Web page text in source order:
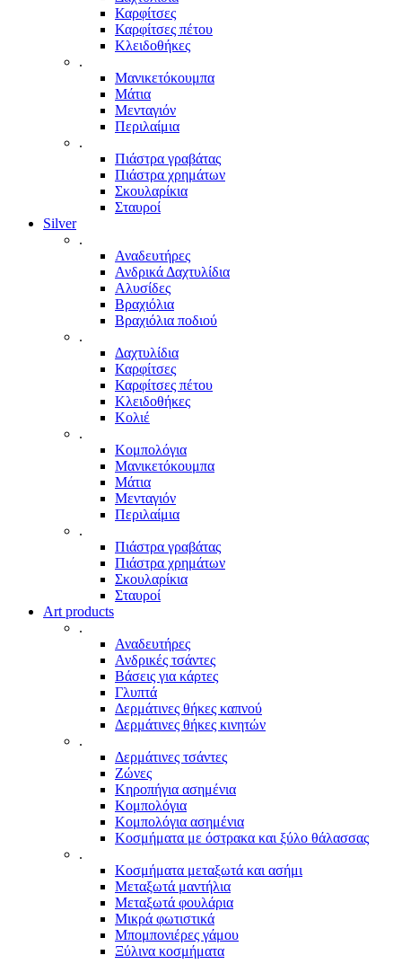
Καρφίτσες
Καρφίτσες πέτου
Κλειδοθήκες
.
Μανικετόκουμπα
Μάτια
Μενταγιόν
Περιλαίμια
.
Πιάστρα γραβάτας
Πιάστρα χρημάτων
Σκουλαρίκια
Σταυροί
Silver
.
Αναδευτήρες
Ανδρικά Δαχτυλίδια
Αλυσίδες
Βραχιόλια
Βραχιόλια ποδιού
.
Δαχτυλίδια
Καρφίτσες
Καρφίτσες πέτου
Κλειδοθήκες
Κολιέ
.
Κομπολόγια
Μανικετόκουμπα
Μάτια
Μενταγιόν
Περιλαίμια
.
Πιάστρα γραβάτας
Πιάστρα χρημάτων
Σκουλαρίκια
Σταυροί
Art products
.
Αναδευτήρες
Ανδρικές τσάντες
Βάσεις για κάρτες
Γλυπτά
Δερμάτινες θήκες καπνού
Δερμάτινες θήκες κινητών
.
Δερμάτινες τσάντες
Ζώνες
Κηροπήγια ασημένια
Κομπολόγια
Κομπολόγια ασημένια
Κοσμήματα με όστρακα και ξύλο θάλασσας
.
Κοσμήματα μεταξωτά και ασήμι
Μεταξωτά μαντήλια
Μεταξωτά φουλάρια
Μικρά φωτιστικά
Μπομπονιέρες γάμου
Ξύλινα κοσμήματα